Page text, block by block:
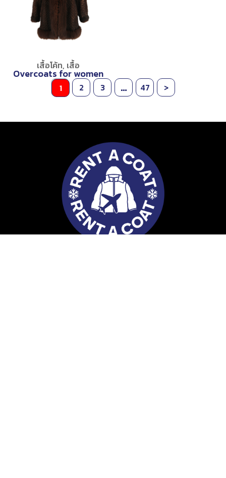
เสื้อโค้ท, เสื้อ
Overcoats for women
1 2 3 … 47 >